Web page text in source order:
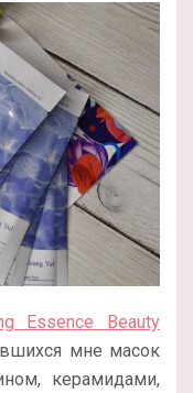
Essence Beauty
мне масок
керамидами,